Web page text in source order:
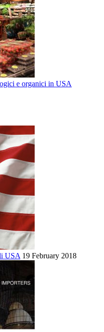
e organici in USA
USA 19 February 2018